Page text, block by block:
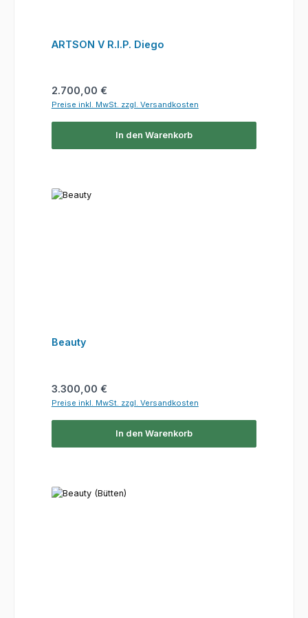
ARTSON V R.I.P. Diego
Regulärer Preis:
2.700,00 €
Preise inkl. MwSt. zzgl. Versandkosten
In den Warenkorb
Beauty
Regulärer Preis:
3.300,00 €
Preise inkl. MwSt. zzgl. Versandkosten
In den Warenkorb